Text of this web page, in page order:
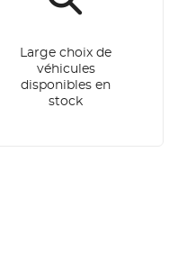
Large choix de
véhicules
disponibles en
stock